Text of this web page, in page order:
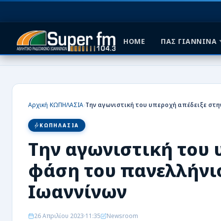
HOME ΠΑΣ ΓΙΑΝΝΙΝΑ
HOME
ΜΠΑΣΚΕΤ
ΕΙΔΗΣΕΙΣ
Αρχική›ΚΩΠΗΛΑΣΙΑ›
ΚΩΠΗΛΑΣΙΑ
Την αγωνιστική του
φάση του
Ιωαννίνων
26 Απριλίου 2023 11:35 Newsroom